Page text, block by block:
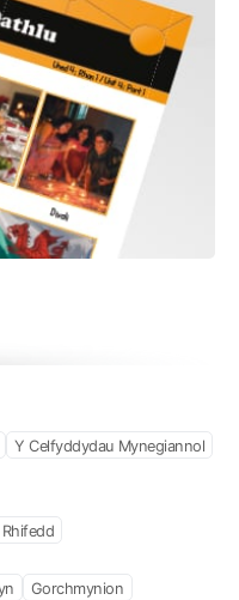
Y Celfyddydau Mynegiannol
Rhifedd
Gorchmynion